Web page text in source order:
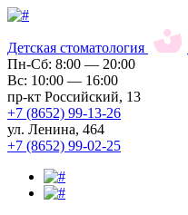
Детская стоматология
Пн-Сб: 8:00 — 20:00
Вс: 10:00 — 16:00
пр-кт Российский, 13
+7 (8652) 99-13-26
ул. Ленина, 464
+7 (8652) 99-02-25